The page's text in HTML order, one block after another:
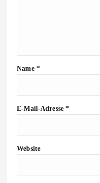
Name *
E-Mail-Adresse*
Website